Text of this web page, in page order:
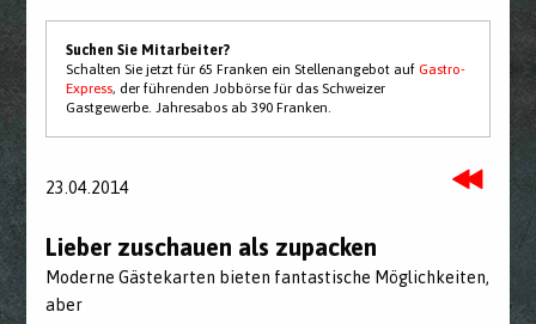
Suchen Sie Mitarbeiter?
Schalten Sie jetzt für 65 Franken ein Stellenangebot aufGastro-
Express, der führenden Jobbörse für das Schweizer
Gastgewerbe. Jahresabos ab 390 Franken.
23.04.2014
Lieber zuschauen als zupacken
Moderne Gästekarten bieten fantastische Möglichkeiten,
aber